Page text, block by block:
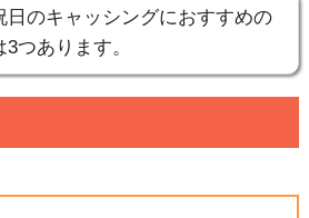
日のキャッシングにおすすめの
つあります。